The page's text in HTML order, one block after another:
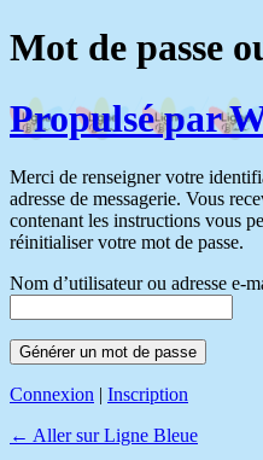
Mot de passe
Propulsé par
Merci de renseigner votre
adresse de messagerie. Vous
contenant les instructions vous
réinitialiser votre mot de passe.
Nom d’utilisateur ou adresse e-
Connexion | Inscription
← Aller sur Ligne Bleue